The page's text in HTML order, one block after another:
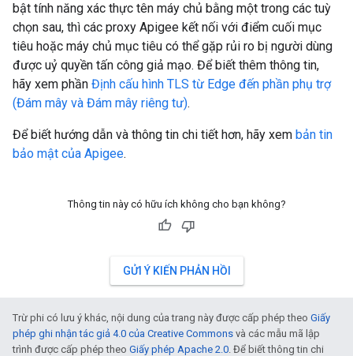
bật tính năng xác thực tên máy chủ bằng một trong các tuỳ
chọn sau, thì các proxy Apigee kết nối với điểm cuối mục
tiêu hoặc máy chủ mục tiêu có thể gặp rủi ro bị người dùng
được uỷ quyền tấn công giả mạo. Để biết thêm thông tin,
hãy xem phần Định cấu hình TLS từ Edge đến phần phụ trợ
(Đám mây và Đám mây riêng tư).
Để biết hướng dẫn và thông tin chi tiết hơn, hãy xem bản tin
bảo mật của Apigee.
Thông tin này có hữu ích không cho bạn không?
GỬI Ý KIẾN PHẢN HỒI
Trừ phi có lưu ý khác, nội dung của trang này được cấp phép theo Giấy
phép ghi nhận tác giả 4.0 của Creative Commons và các mẫu mã lập
trình được cấp phép theo Giấy phép Apache 2.0. Để biết thông tin chi